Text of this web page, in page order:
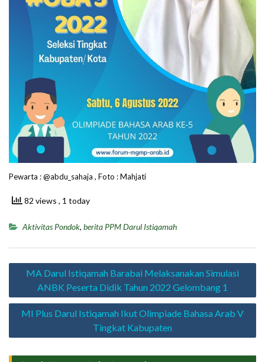
Pewarta : @abdu_sahaja , Foto : Mahjati
82 views , 1 today
Aktivitas Pondok, berita PPM Darul Istiqamah
Navigasi
MA Darul Istiqamah Barabai Melaksanakan Simulasi
ANBK Peserta Didik Tahun 2022 Gelombang 1
MI Plus Darul Istiqamah Ikut Olimpiade Bahasa Arab V
Tingkat Kabupaten